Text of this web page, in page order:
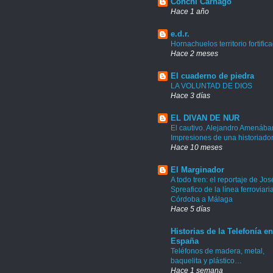
Hace 1 año
e.d.r.
Hornachuelos territorio
Hace 2 meses
El cuaderno de piedra
LA VOLUNTAD DE DIOS
Hace 3 días
EL DIVAN DE NUR
El cautivo. Alejandro
Impresiones de una
Hace 10 meses
El Marginador
A todo tren: el reportaje de
Spreafico de la línea
Córdoba a Málaga
Hace 5 días
Historias de la Telefonía en
España
Teléfonos de madera, metal,
baquelita y plástico…
Hace 1 semana